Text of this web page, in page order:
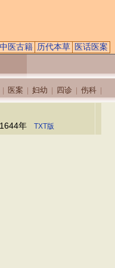
中医古籍 历代本草 医话医案
医案 妇幼 四诊 伤科
年 TXT版